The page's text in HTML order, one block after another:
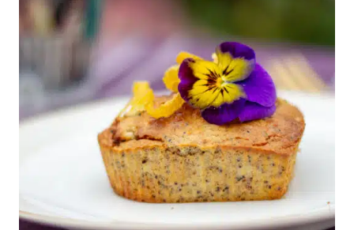
MED
ARO­
NIA,
JORD­
BÆR
OG BANAN